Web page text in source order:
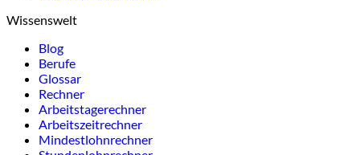
Wissenswelt
Blog
Berufe
Glossar
Rechner
Arbeitstagerechner
Arbeitszeitrechner
Mindestlohnrechner